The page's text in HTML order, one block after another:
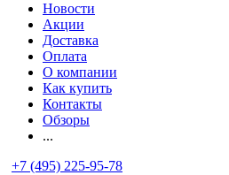
Новости
Акции
Доставка
Оплата
О компании
Как купить
Контакты
Обзоры
...
+7 (495) 225-95-78